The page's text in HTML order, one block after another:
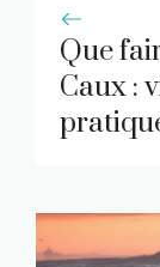
Que
Caux :